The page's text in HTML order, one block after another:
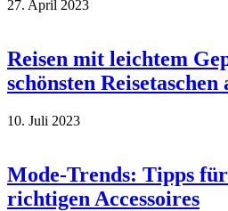
27. April 2023
Reisen mit leichtem
schönsten
10. Juli 2023
Mode-Trends: Tipps
richtigen Accessoires